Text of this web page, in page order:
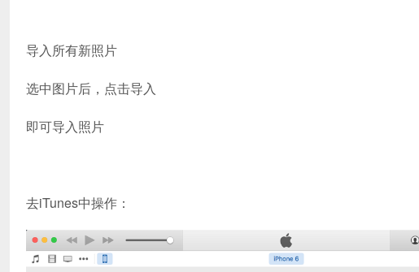
导入所有新照片
选中图片后，点击导入
即可导入照片
去iTunes中操作：